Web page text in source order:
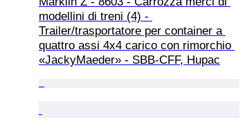
modellini di treni (4) -
Trailer/trasportatore per container a
quattro assi 4x4 carico con rimorchio
«JackyMaeder» - SBB-CFF, Hupac